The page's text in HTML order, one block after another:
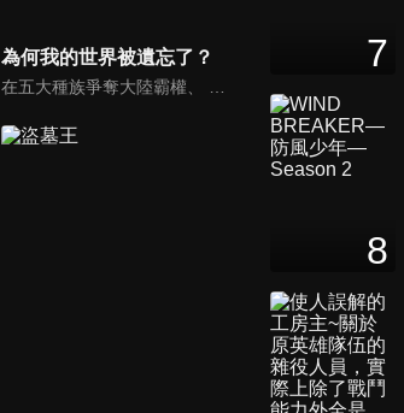
為何我的世界被遺忘了？ 7
8